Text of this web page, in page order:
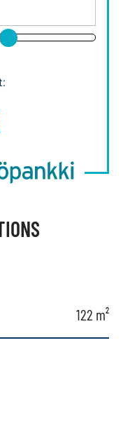
:
122 m²